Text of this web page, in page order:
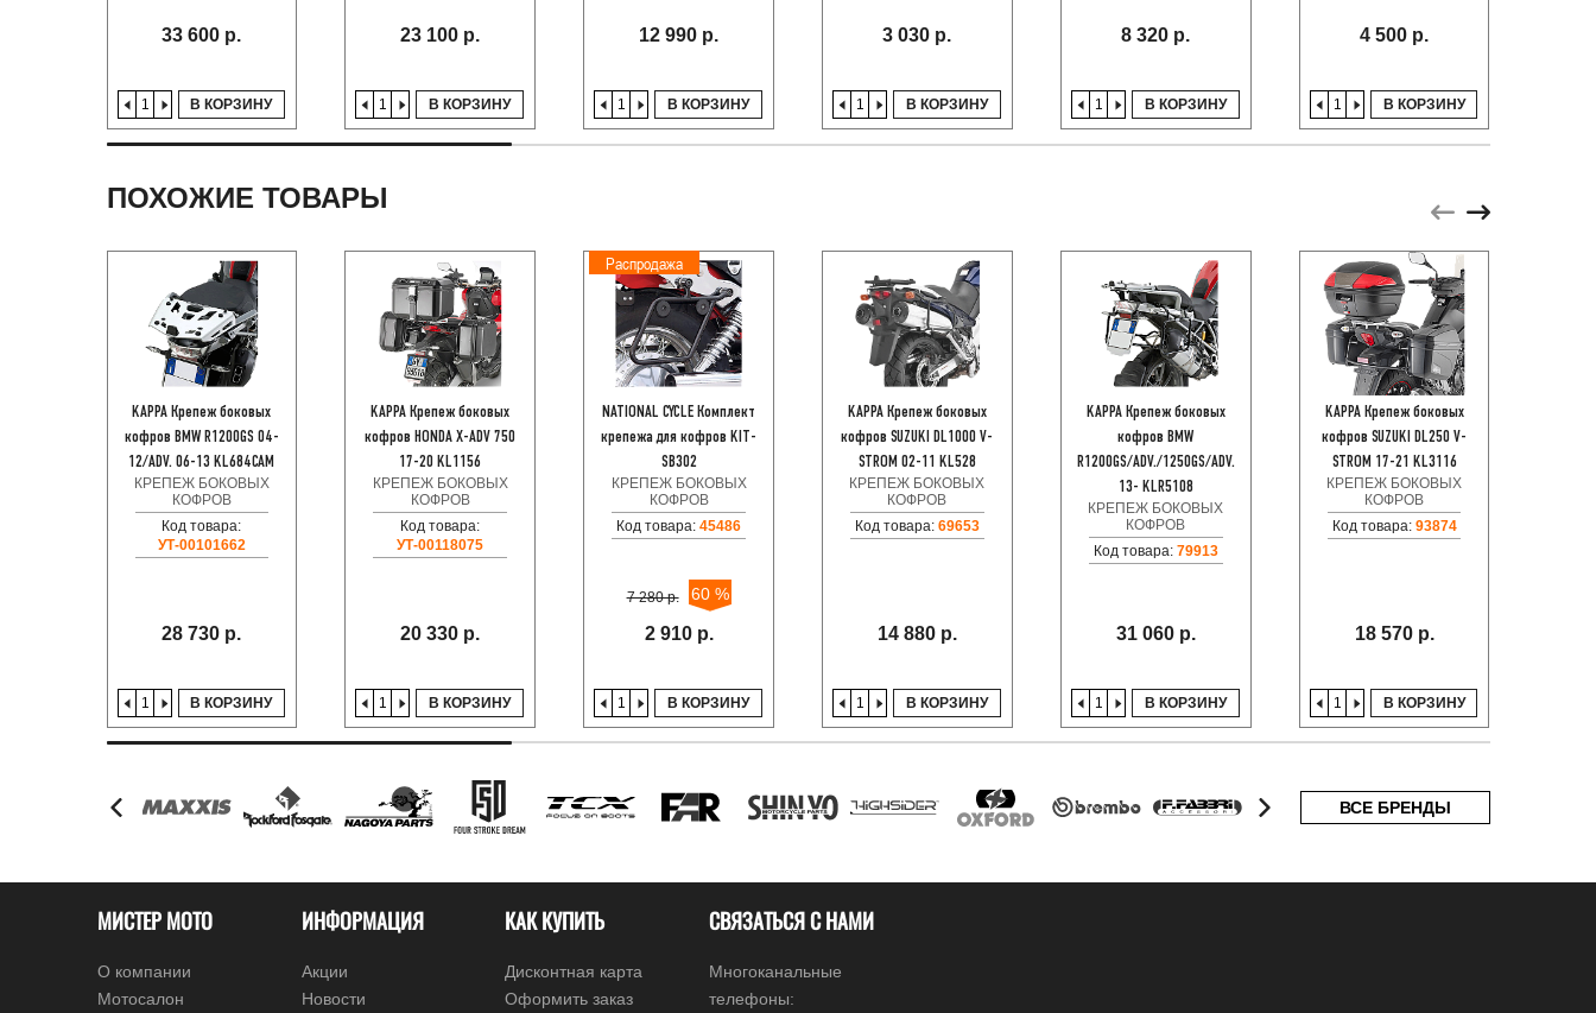
33 600 р.
В КОРЗИНУ
23 100 р.
В КОРЗИНУ
12 990 р.
В КОРЗИНУ
3 030 р.
В КОРЗИНУ
8 320 р.
В КОРЗИНУ
4 500 р.
В КОРЗИНУ
ПОХОЖИЕ ТОВАРЫ
KAPPA Крепеж боковых
кофров BMW R1200GS 04-
12/ADV. 06-13 KL684CAM
КРЕПЕЖ БОКОВЫХ
КОФРОВ
Код товара:
УТ-00101662
28 730 р.
В КОРЗИНУ
KAPPA Крепеж боковых
кофров HONDA X-ADV 750
17-20 KL1156
КРЕПЕЖ БОКОВЫХ
КОФРОВ
Код товара:
УТ-00118075
20 330 р.
В КОРЗИНУ
Распродажа
NATIONAL CYCLE Комплект
крепежа для кофров KIT-
SB302
КРЕПЕЖ БОКОВЫХ
КОФРОВ
Код товара:45486
7 280 р. 60 %
2 910 р.
В КОРЗИНУ
KAPPA Крепеж боковых
кофров SUZUKI DL1000 V-
STROM 02-11 KL528
КРЕПЕЖ БОКОВЫХ
КОФРОВ
Код товара: 69653
14 880 р.
В КОРЗИНУ
KAPPA Крепеж боковых
кофров BMW
R1200GS/ADV./1250GS/ADV.
13- KLR5108
КРЕПЕЖ БОКОВЫХ
КОФРОВ
Код товара: 79913
31 060 р.
В КОРЗИНУ
KAPPA Крепеж боковых
кофров SUZUKI DL250 V-
STROM 17-21 KL3116
КРЕПЕЖ БОКОВЫХ
КОФРОВ
Код товара: 93874
18 570 р.
В КОРЗИНУ
ВСЕ БРЕНДЫ
МИСТЕР МОТО
О компании
Мотосалон
ИНФОРМАЦИЯ
Акции
Новости
КАК КУПИТЬ
Дисконтная карта
Оформить заказ
СВЯЗАТЬСЯ С НАМИ
Многоканальные
телефоны: